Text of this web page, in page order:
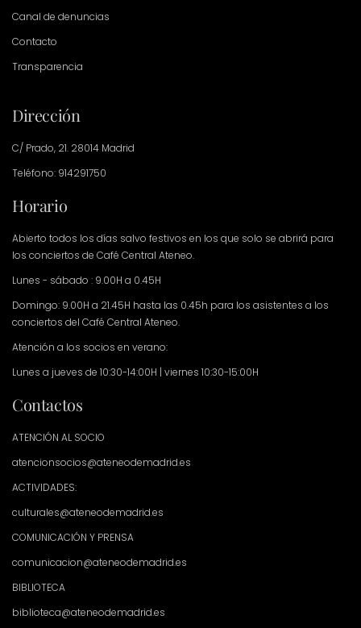
Canal de denuncias
Contacto
Transparencia
Dirección
C/ Prado, 21. 28014 Madrid
Teléfono: 914291750
Horario
Abierto todos los días salvo festivos en los que solo se abrirá para
los conciertos de Café Central Ateneo.
Lunes - sábado : 9.00H a 0.45H
Domingo: 9.00H a 21.45H hasta las 0.45h para los asistentes a los
conciertos del Café Central Ateneo.
Atención a los socios en verano:
Lunes a jueves de 10:30-14:00H | viernes 10:30-15:00H
Contactos
ATENCIÓN AL SOCIO
atencionsocios@ateneodemadrid.es
ACTIVIDADES:
culturales@ateneodemadrid.es
COMUNICACIÓN Y PRENSA
comunicacion@ateneodemadrid.es
BIBLIOTECA
biblioteca@ateneodemadrid.es